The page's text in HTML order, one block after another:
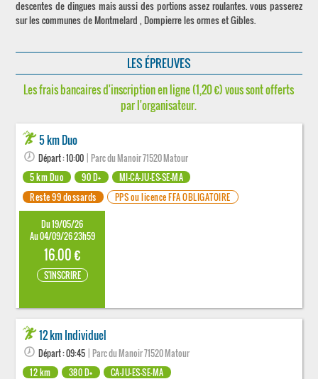
descentes de dingues mais aussi des portions assez roulantes. vous passerez
sur les communes de Montmelard , Dompierre les ormes et Gibles.
LES ÉPREUVES
Les frais bancaires d'inscription en ligne (1,20 €) vous sont offerts
par l'organisateur.
5 km Duo
Départ : 10:00 | Parc du Manoir 71520 Matour
5 km Duo
90 D+
MI-CA-JU-ES-SE-MA
Reste 99 dossards
PPS ou licence FFA OBLIGATOIRE
Du 19/05/26
Au 04/09/26 23h59
16.00 €
S'INSCRIRE
12 km Individuel
Départ : 09:45 | Parc du Manoir 71520 Matour
12 km
380 D+
CA-JU-ES-SE-MA